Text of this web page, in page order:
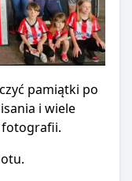
pamiątki po
i wiele
fotografii.